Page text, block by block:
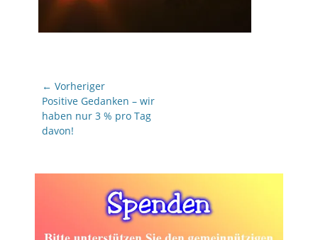
Beitragsnavigation
← Vorheriger
Vorheriger
Beitrag:
Positive Gedanken – wir
haben nur 3 % pro Tag
davon!